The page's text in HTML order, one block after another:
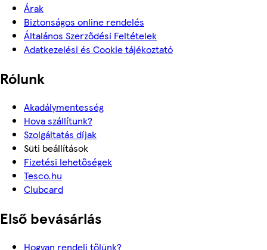
Árak
Biztonságos online rendelés
Általános Szerződési Feltételek
Adatkezelési és Cookie tájékoztató
Rólunk
Akadálymentesség
Hova szállítunk?
Szolgáltatás díjak
Süti beállítások
Fizetési lehetőségek
Tesco.hu
Clubcard
Első bevásárlás
Hogyan rendelj tőlünk?